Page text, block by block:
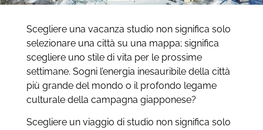
Scegliere una vacanza studio non significa solo
selezionare una città su una mappa; significa
scegliere uno stile di vita per le prossime
settimane. Sogni l’energia inesauribile della città
più grande del mondo o il profondo legame
culturale della campagna giapponese?
Scegliere un viaggio di studio non significa solo